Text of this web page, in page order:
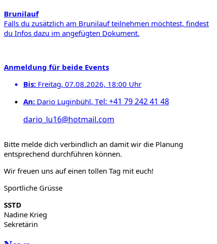
Brunilauf
Falls du zusätzlich am Brunilauf teilnehmen möchtest, findest
du Infos dazu im angefügten Dokument.
Anmeldung für beide Events
Bis: Freitag, 07.08.2026, 18:00 Uhr
An: Dario Luginbühl, Tel: +41 79 242 41 48
dario_lu16@hotmail.com
Bitte melde dich verbindlich an damit wir die Planung
entsprechend durchführen können.
Wir freuen uns auf einen tollen Tag mit euch!
Sportliche Grüsse
SSTD
Nadine Krieg
Sekretärin